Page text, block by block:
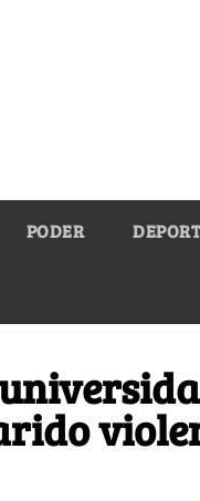
PODER